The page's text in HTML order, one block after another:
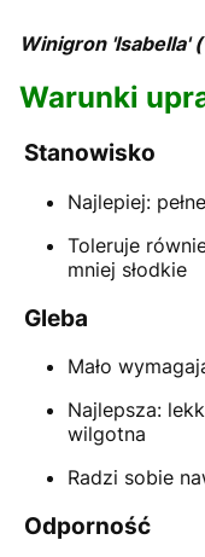
Winigron 'Isabella'
Warunki
Stanowisko
Najlepiej:
Toleruje
mniej słodkie
Gleba
Mało
Najlepsza:
wilgotna
Radzi sobie
Odporność